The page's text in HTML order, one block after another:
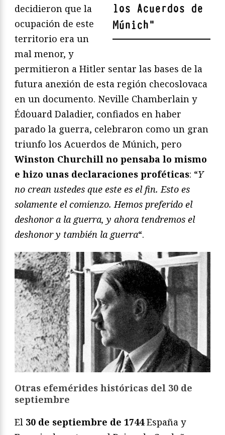
los Acuerdos de
Múnich"
decidieron que la
ocupación de este
territorio era un
mal menor, y
permitieron a Hitler sentar las bases de la
futura anexión de esta región checoslovaca
en un documento. Neville Chamberlain y
Édouard Daladier, confiados en haber
parado la guerra, celebraron como un gran
triunfo los Acuerdos de Múnich, pero
Winston Churchill no pensaba lo mismo
e hizo unas declaraciones proféticas: “Y
no crean ustedes que este es el fin. Esto es
solamente el comienzo. Hemos preferido el
deshonor a la guerra, y ahora tendremos el
deshonor y también la guerra“.
Otras efemérides históricas del 30 de
septiembre
El 30 de septiembre de 1744España y